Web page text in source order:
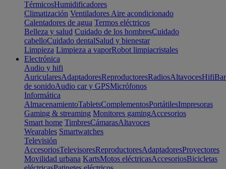
TérmicosHumidificadores
Climatización Ventiladores Aire acondicionado
Calentadores de agua Termos eléctricos
Belleza y salud Cuidado de los hombresCuidado
cabelloCuidado dentalSalud y bienestar
Limpieza Limpieza a vaporRobot limpiacristales
Electrónica
Audio y hifi
AuricularesAdaptadoresReproductoresRadiosAltavocesHifi
de sonidoAudio car y GPSMicrófonos
Informática
AlmacenamientoTabletsComplementosPortátilesImpresoras
Gaming & streaming Monitores gamingAccesorios
Smart home TimbresCámarasAltavoces
Wearables Smartwatches
Televisión
AccesoriosTelevisoresReproductoresAdaptadoresProyectores
Movilidad urbana KartsMotos eléctricasAccesoriosBicicletas